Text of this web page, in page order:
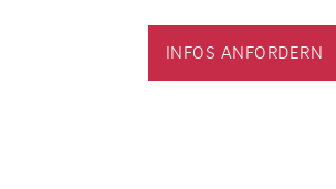
INFOS ANFORDERN